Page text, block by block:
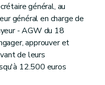
général, au
général en charge de
- AGW du 18
approuver et
de leurs
12.500 euros